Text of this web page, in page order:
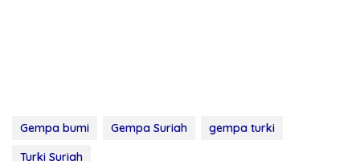
Gempa bumi Gempa Suriah
gempa turki
Turki Suriah